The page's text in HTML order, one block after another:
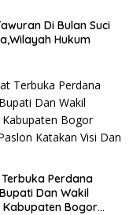
Di Bulan Suci
Hukum
Perdana
Dan Wakil
Kabupaten Bogor